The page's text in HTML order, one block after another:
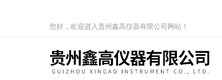
您好，欢迎进入贵州鑫高仪器有限公司网站！